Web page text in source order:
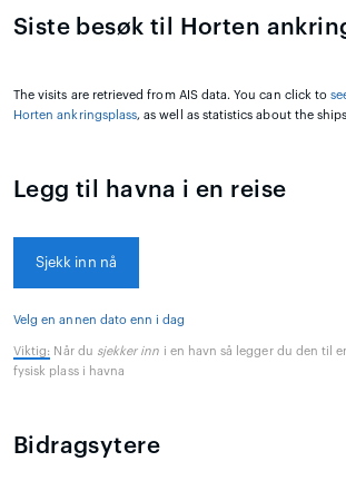
Siste besøk til Horten
The visits are retrieved from AIS data. You can click to
Horten ankringsplass, as well as statistics about the
Legg til havna i en reise
Sjekk inn nå
Velg en annen dato enn i dag
Viktig: Når du sjekker inn i en havn så legger du den til
fysisk plass i havna
Bidragsytere